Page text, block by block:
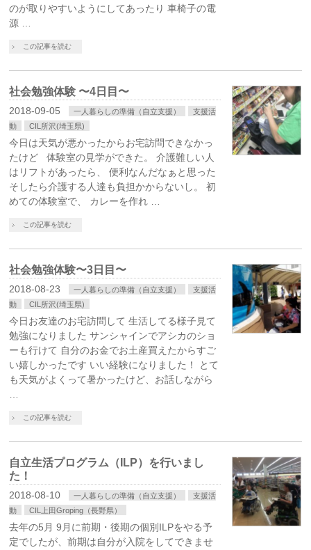
のが取りやすいようにしてあったり 車椅子の電
源 …
この記事を読む
社会勉強体験 〜4日目〜
2018-09-05 一人暮らしの準備（自立支援）
支援活
動
CIL所沢(埼玉県)
今日は天気が悪かったからお宅訪問できなかっ
たけど 体験室の見学ができた。 介護難しい人
はリフトがあったら、 便利なんだなぁと思った
そしたら介護する人達も負担かからないし。 初
めての体験室で、 カレーを作れ …
この記事を読む
社会勉強体験〜3日目〜
2018-08-23 一人暮らしの準備（自立支援）
支援活
動
CIL所沢(埼玉県)
今日お友達のお宅訪問して 生活してる様子見て
勉強になりました サンシャインでアシカのショ
ーも行けて 自分のお金でお土産買えたからすご
い嬉しかったです いい経験になりました！ とて
も天気がよくって暑かったけど、お話しながら
この記事を読む
自立生活プログラム（ILP）を行いまし
た！
2018-08-10 一人暮らしの準備（自立支援）
支援活
動
CIL上田Groping（長野県）
去年の5月 9月に前期・後期の個別ILPをやる予
定でしたが、前期は自分が入院をしてできませ